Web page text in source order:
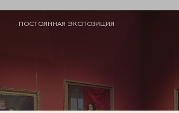
ПОСТОЯННАЯ ЭКСПОЗИЦИЯ